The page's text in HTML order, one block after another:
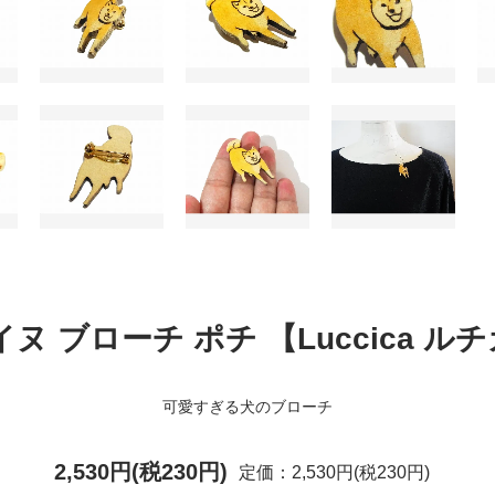
ヌ ブローチ ポチ 【Luccica ルチ
可愛すぎる犬のブローチ
2,530円(税230円) 定価：2,530円(税230円)